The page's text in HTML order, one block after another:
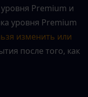
Premium и
уровня Premium
изменить или
после того, как